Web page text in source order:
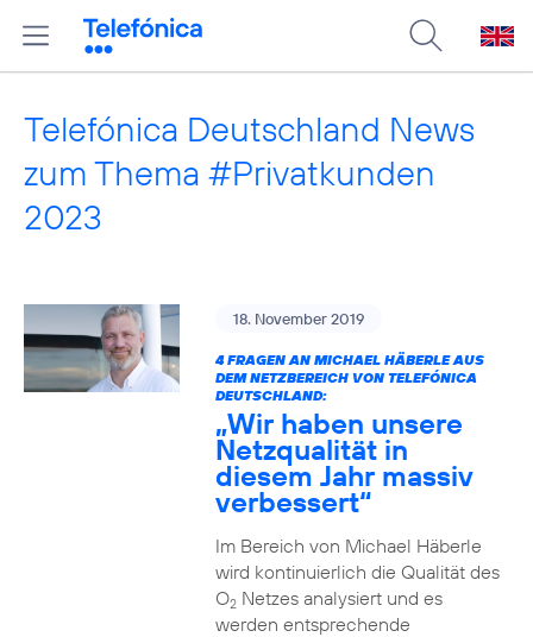
Telefónica Deutschland News
zum Thema #Privatkunden
2023
18. November 2019
4 FRAGEN AN MICHAEL HÄBERLE AUS
DEM NETZBEREICH VON TELEFÓNICA
DEUTSCHLAND:
„Wir haben unsere
Netzqualität in
diesem Jahr massiv
verbessert“
Im Bereich von Michael Häberle
wird kontinuierlich die Qualität des
O2Netzes analysiert und es
werden entsprechende